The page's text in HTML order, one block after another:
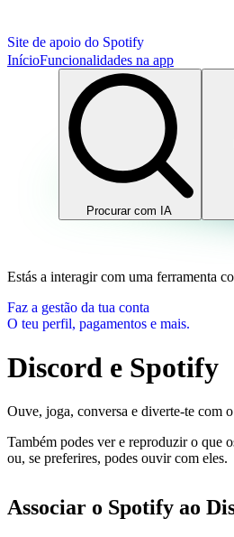
Site de apoio do Spotify
InícioFuncionalidades na app
Procurar com IA
Estás a interagir com uma ferramenta
Faz a gestão da tua conta
O teu perfil, pagamentos e mais.
Discord e Spotify
Ouve, joga, conversa e diverte-te com
Também podes ver e reproduzir o que
ou, se preferires, podes ouvir com eles.
Associar o Spotify ao